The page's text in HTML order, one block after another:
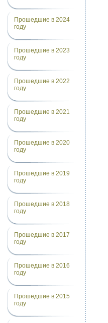
Прошедшие в 2024
году
Прошедшие в 2023
году
Прошедшие в 2022
году
Прошедшие в 2021
году
Прошедшие в 2020
году
Прошедшие в 2019
году
Прошедшие в 2018
году
Прошедшие в 2017
году
Прошедшие в 2016
году
Прошедшие в 2015
году